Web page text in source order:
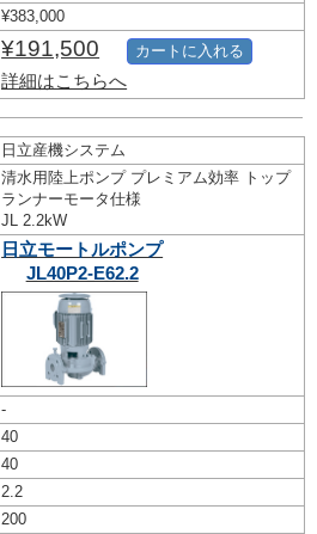
¥383,000
¥191,500
詳細はこちらへ
カートに入れる
日立産機システム
清水用陸上ポンプ プレミアム効率 トップ
ランナーモータ仕様
JL 2.2kW
日立モートルポンプ
JL40P2-E62.2
-
40
40
2.2
200